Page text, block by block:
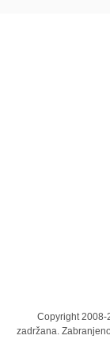
Copyright 2008-
zadržana.